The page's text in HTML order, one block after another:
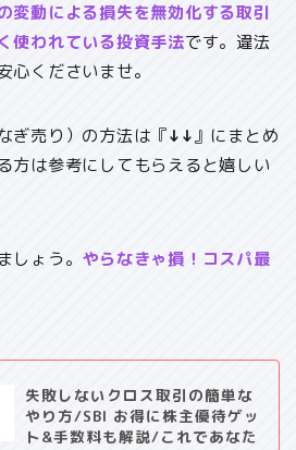
変動による損失を無効化する取引
使われている投資手法です。違法
心くださいませ。
ぎ売り）の方法は『↓↓』にまとめ
方は参考にしてもらえると嬉しい
しょう。 やらなきゃ損！コスパ最
失敗しないクロス取引の簡単な
やり方/SBI お得に株主優待ゲッ
ト&手数料も解説/これであなた